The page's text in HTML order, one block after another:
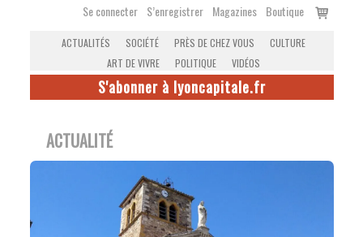
Se connecter S’enregistrer Magazines Boutique
Voir
ACTUALITÉS SOCIÉTÉ PRÈS DE CHEZ VOUS
CULTURE
ART DE VIVRE
POLITIQUE VIDÉOS
S'abonner à lyoncapitale.fr
ACTUALITÉ